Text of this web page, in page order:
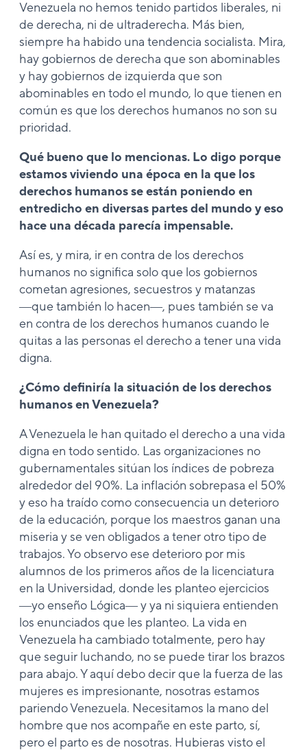
Venezuela no hemos tenido partidos liberales, ni
de derecha, ni de ultraderecha. Más bien,
siempre ha habido una tendencia socialista. Mira,
hay gobiernos de derecha que son abominables
y hay gobiernos de izquierda que son
abominables en todo el mundo, lo que tienen en
común es que los derechos humanos no son su
prioridad.
Qué bueno que lo mencionas. Lo digo porque
estamos viviendo una época en la que los
derechos humanos se están poniendo en
entredicho en diversas partes del mundo y eso
hace una década parecía impensable.
Así es, y mira, ir en contra de los derechos
humanos no significa solo que los gobiernos
cometan agresiones, secuestros y matanzas
―que también lo hacen―, pues también se va
en contra de los derechos humanos cuando le
quitas a las personas el derecho a tener una vida
digna.
¿Cómo definiría la situación de los derechos
humanos en Venezuela?
A Venezuela le han quitado el derecho a una vida
digna en todo sentido. Las organizaciones no
gubernamentales sitúan los índices de pobreza
alrededor del 90%. La inflación sobrepasa el 50%
y eso ha traído como consecuencia un deterioro
de la educación, porque los maestros ganan una
miseria y se ven obligados a tener otro tipo de
trabajos. Yo observo ese deterioro por mis
alumnos de los primeros años de la licenciatura
en la Universidad, donde les planteo ejercicios
―yo enseño Lógica― y ya ni siquiera entienden
los enunciados que les planteo. La vida en
Venezuela ha cambiado totalmente, pero hay
que seguir luchando, no se puede tirar los brazos
para abajo. Y aquí debo decir que la fuerza de las
mujeres es impresionante, nosotras estamos
pariendo Venezuela. Necesitamos la mano del
hombre que nos acompañe en este parto, sí,
pero el parto es de nosotras. Hubieras visto el